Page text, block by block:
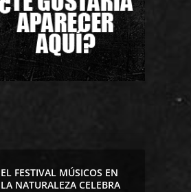
EL FESTIVAL MÚSICOS EN
LA NATURALEZA CELEBRA